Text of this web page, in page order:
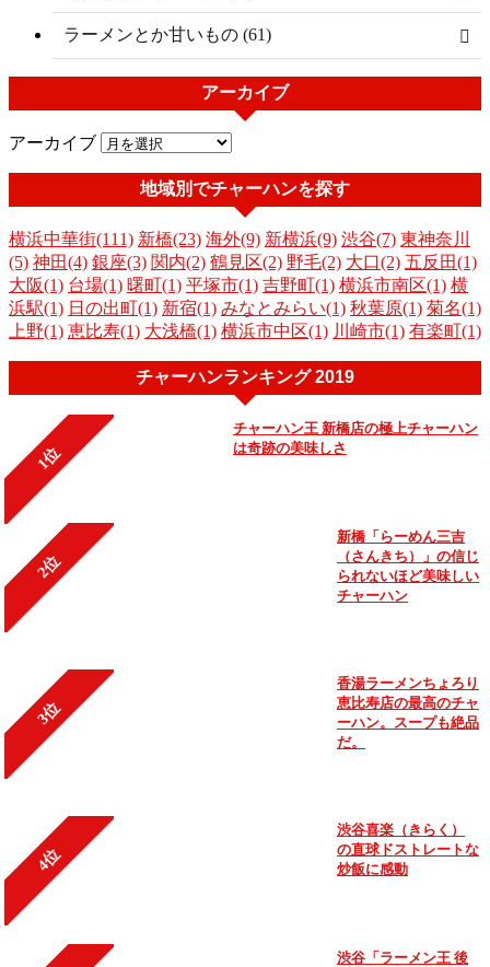
ラーメンとか甘いもの (61)
アーカイブ
アーカイブ
地域別でチャーハンを探す
横浜中華街(111) 新橋(23) 海外(9) 新横浜(9) 渋谷(7) 東神奈川
(5) 神田(4) 銀座(3) 関内(2) 鶴見区(2) 野毛(2) 大口(2) 五反田(1)
大阪(1) 台場(1) 曙町(1) 平塚市(1) 吉野町(1) 横浜市南区(1) 横
浜駅(1) 日の出町(1) 新宿(1) みなとみらい(1) 秋葉原(1) 菊名(1)
上野(1) 恵比寿(1) 大浅橋(1) 横浜市中区(1) 川崎市(1) 有楽町(1)
チャーハンランキング 2019
1位
チャーハン王 新橋店の極上チャーハン
は奇跡の美味しさ
2位
新橋「らーめん三吉
（さんきち）」の信じ
られないほど美味しい
チャーハン
3位
香湯ラーメンちょろり
恵比寿店の最高のチャ
ーハン。スープも絶品
だ。
4位
渋谷喜楽（きらく）
の直球ドストレートな
炒飯に感動
渋谷「ラーメン王 後